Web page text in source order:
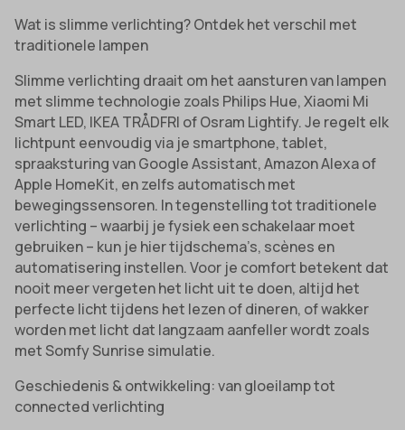
Wat is slimme verlichting? Ontdek het verschil met
traditionele lampen
Slimme verlichting draait om het aansturen van lampen
met slimme technologie zoals Philips Hue, Xiaomi Mi
Smart LED, IKEA TRÅDFRI of Osram Lightify. Je regelt elk
lichtpunt eenvoudig via je smartphone, tablet,
spraaksturing van Google Assistant, Amazon Alexa of
Apple HomeKit, en zelfs automatisch met
bewegingssensoren. In tegenstelling tot traditionele
verlichting – waarbij je fysiek een schakelaar moet
gebruiken – kun je hier tijdschema’s, scènes en
automatisering instellen. Voor je comfort betekent dat
nooit meer vergeten het licht uit te doen, altijd het
perfecte licht tijdens het lezen of dineren, of wakker
worden met licht dat langzaam aanfeller wordt zoals
met Somfy Sunrise simulatie.
Geschiedenis & ontwikkeling: van gloeilamp tot
connected verlichting